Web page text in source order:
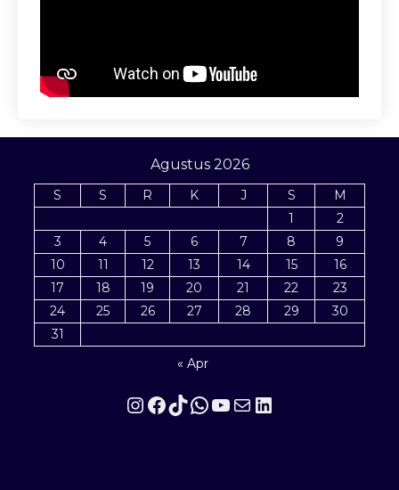
Agustus 2026
S S R K J S
M
1
2
3
4 5 6 7 8
9
10
11 12 13 14 15
16
17
18 19 20 21 22
23
24
25 26 27 28 29
30
31
« Apr
Instagram
Facebook
TikTok
WhatsApp
YouTube
MailLinkedIn